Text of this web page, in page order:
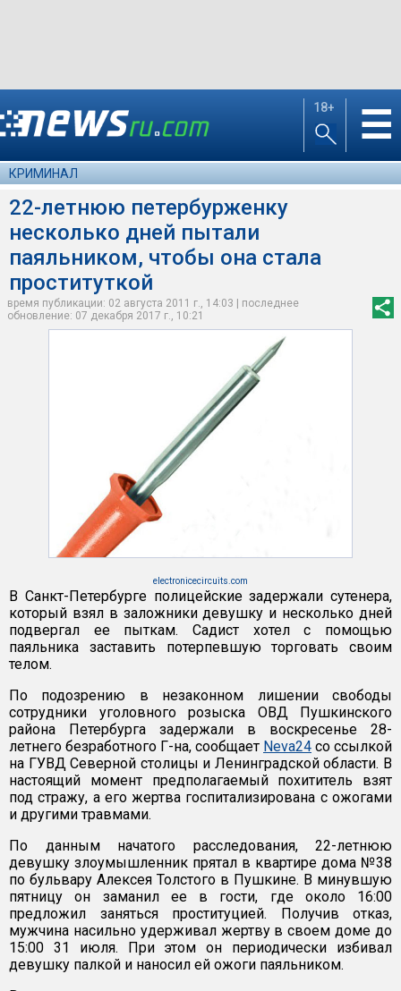
18+ ☰
КРИМИНАЛ
22-летнюю петербурженку
несколько дней пытали
паяльником, чтобы она стала
проституткой
время публикации: 02 августа 2011 г., 14:03 | последнее
обновление: 07 декабря 2017 г., 10:21
electronicecircuits.com
В Санкт-Петербурге полицейские задержали сутенера,
который взял в заложники девушку и несколько дней
подвергал ее пыткам. Садист хотел с помощью
паяльника заставить потерпевшую торговать своим
телом.
По подозрению в незаконном лишении свободы
сотрудники уголовного розыска ОВД Пушкинского
района Петербурга задержали в воскресенье 28-
летнего безработного Г-на, сообщает Neva24 со ссылкой
на ГУВД Северной столицы и Ленинградской области. В
настоящий момент предполагаемый похититель взят
под стражу, а его жертва госпитализирована с ожогами
и другими травмами.
По данным начатого расследования, 22-летнюю
девушку злоумышленник прятал в квартире дома №38
по бульвару Алексея Толстого в Пушкине. В минувшую
пятницу он заманил ее в гости, где около 16:00
предложил заняться проституцией. Получив отказ,
мужчина насильно удерживал жертву в своем доме до
15:00 31 июля. При этом он периодически избивал
девушку палкой и наносил ей ожоги паяльником.